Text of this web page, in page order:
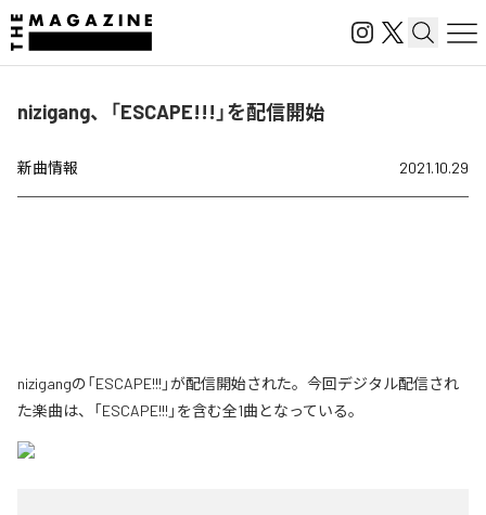
nizigang、「ESCAPE!!!」を配信開始
新曲情報 2021.10.29
nizigangの「ESCAPE!!!」が配信開始された。今回デジタル配信され
た楽曲は、「ESCAPE!!!」を含む全1曲となっている。